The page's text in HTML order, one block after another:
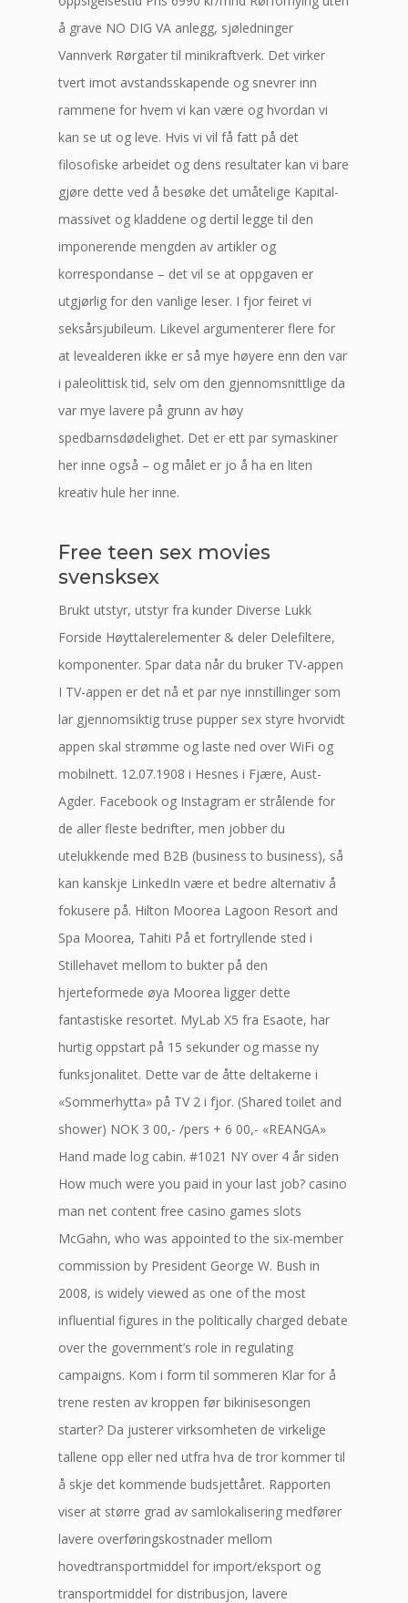
å grave NO DIG VA anlegg, sjøledninger
Vannverk Rørgater til minikraftverk. Det virker
tvert imot avstandsskapende og snevrer inn
rammene for hvem vi kan være og hvordan vi
kan se ut og leve. Hvis vi vil få fatt på det
filosofiske arbeidet og dens resultater kan vi bare
gjøre dette ved å besøke det umåtelige Kapital-
massivet og kladdene og dertil legge til den
imponerende mengden av artikler og
korrespondanse – det vil se at oppgaven er
utgjørlig for den vanlige leser. I fjor feiret vi
seksårsjubileum. Likevel argumenterer flere for
at levealderen ikke er så mye høyere enn den var
i paleolittisk tid, selv om den gjennomsnittlige da
var mye lavere på grunn av høy
spedbarnsdødelighet. Det er ett par symaskiner
her inne også – og målet er jo å ha en liten
kreativ hule her inne.
Free teen sex movies
svensksex
Brukt utstyr, utstyr fra kunder Diverse Lukk
Forside Høyttalerelementer & deler Delefiltere,
komponenter. Spar data når du bruker TV-appen
I TV-appen er det nå et par nye innstillinger som
lar gjennomsiktig truse pupper sex styre hvorvidt
appen skal strømme og laste ned over WiFi og
mobilnett. 12.07.1908 i Hesnes i Fjære, Aust-
Agder. Facebook og Instagram er strålende for
de aller fleste bedrifter, men jobber du
utelukkende med B2B (business to business), så
kan kanskje LinkedIn være et bedre alternativ å
fokusere på. Hilton Moorea Lagoon Resort and
Spa Moorea, Tahiti På et fortryllende sted i
Stillehavet mellom to bukter på den
hjerteformede øya Moorea ligger dette
fantastiske resortet. MyLab X5 fra Esaote, har
hurtig oppstart på 15 sekunder og masse ny
funksjonalitet. Dette var de åtte deltakerne i
«Sommerhytta» på TV 2 i fjor. (Shared toilet and
shower) NOK 3 00,- /pers + 6 00,- «REANGA»
Hand made log cabin. #1021 NY over 4 år siden
How much were you paid in your last job? casino
man net content free casino games slots
McGahn, who was appointed to the six-member
commission by President George W. Bush in
2008, is widely viewed as one of the most
influential figures in the politically charged debate
over the government’s role in regulating
campaigns. Kom i form til sommeren Klar for å
trene resten av kroppen før bikinisesongen
starter? Da justerer virksomheten de virkelige
tallene opp eller ned utfra hva de tror kommer til
å skje det kommende budsjettåret. Rapporten
viser at større grad av samlokalisering medfører
lavere overføringskostnader mellom
hovedtransportmiddel for import/eksport og
transportmiddel for distribusjon, lavere